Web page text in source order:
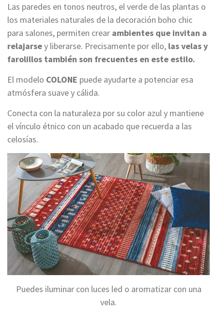
Las paredes en tonos neutros, el verde de las plantas o
los materiales naturales de la decoración boho chic
para salones, permiten crear ambientes que invitan a
relajarsey liberarse. Precisamente por ello, las velas y
farolillos también son frecuentes en este estilo.
El modelo COLONE puede ayudarte a potenciar esa
atmósfera suave y cálida.
Conecta con la naturaleza por su color azul y mantiene
el vínculo étnico con un acabado que recuerda a las
celosías.
Puedes iluminar con luces led o aromatizar con una
vela.